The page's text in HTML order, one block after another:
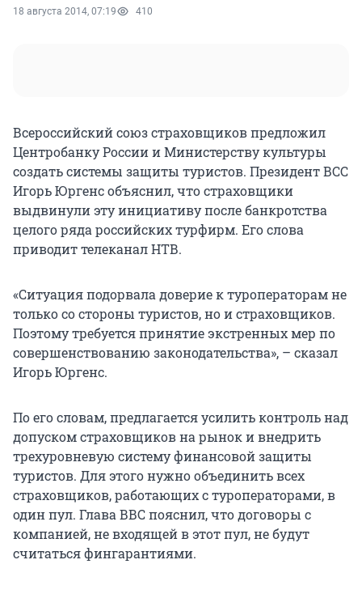
18 августа 2014, 07:19 410
Всероссийский союз страховщиков предложил
Центробанку России и Министерству культуры
создать системы защиты туристов. Президент ВСС
Игорь Юргенс объяснил, что страховщики
выдвинули эту инициативу после банкротства
целого ряда российских турфирм. Его слова
приводит телеканал НТВ.
«Ситуация подорвала доверие к туроператорам не
только со стороны туристов, но и страховщиков.
Поэтому требуется принятие экстренных мер по
совершенствованию законодательства», – сказал
Игорь Юргенс.
По его словам, предлагается усилить контроль над
допуском страховщиков на рынок и внедрить
трехуровневую систему финансовой защиты
туристов. Для этого нужно объединить всех
страховщиков, работающих с туроператорами, в
один пул. Глава ВВС пояснил, что договоры с
компанией, не входящей в этот пул, не будут
считаться фингарантиями.